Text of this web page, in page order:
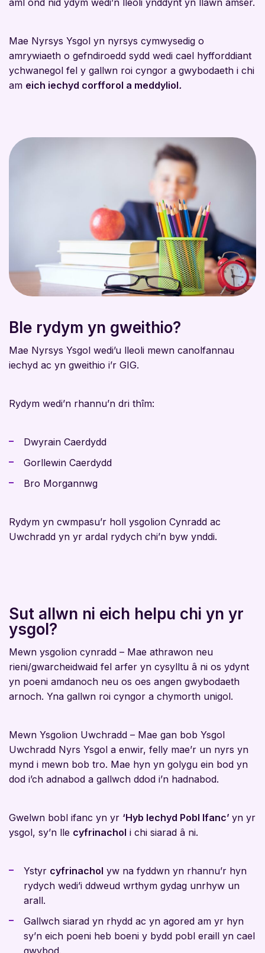
aml ond nid ydym wedi’n lleoli ynddynt yn llawn amser.
Mae Nyrsys Ysgol yn nyrsys cymwysedig o
amrywiaeth o gefndiroedd sydd wedi cael hyfforddiant
ychwanegol fel y gallwn roi cyngor a gwybodaeth i chi
am eich iechyd corfforol a meddyliol.
Ble rydym yn gweithio?
Mae Nyrsys Ysgol wedi’u lleoli mewn canolfannau
iechyd ac yn gweithio i’r GIG.
Rydym wedi’n rhannu’n dri thîm:
Dwyrain Caerdydd
Gorllewin Caerdydd
Bro Morgannwg
Rydym yn cwmpasu’r holl ysgolion Cynradd ac
Uwchradd yn yr ardal rydych chi’n byw ynddi.
Sut allwn ni eich helpu chi yn yr
ysgol?
Mewn ysgolion cynradd – Mae athrawon neu
rieni/gwarcheidwaid fel arfer yn cysylltu â ni os ydynt
yn poeni amdanoch neu os oes angen gwybodaeth
arnoch. Yna gallwn roi cyngor a chymorth unigol.
Mewn Ysgolion Uwchradd – Mae gan bob Ysgol
Uwchradd Nyrs Ysgol a enwir, felly mae’r un nyrs yn
mynd i mewn bob tro. Mae hyn yn golygu ein bod yn
dod i’ch adnabod a gallwch ddod i’n hadnabod.
Gwelwn bobl ifanc yn yr ‘Hyb Iechyd Pobl Ifanc’ yn yr
ysgol, sy’n lle cyfrinachol i chi siarad â ni.
Ystyr cyfrinachol yw na fyddwn yn rhannu’r hyn
rydych wedi’i ddweud wrthym gydag unrhyw un
arall.
Gallwch siarad yn rhydd ac yn agored am yr hyn
sy’n eich poeni heb boeni y bydd pobl eraill yn cael